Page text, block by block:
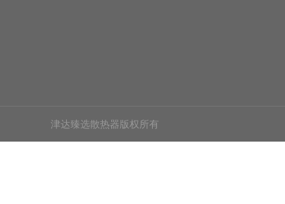
津达臻选散热器版权所有